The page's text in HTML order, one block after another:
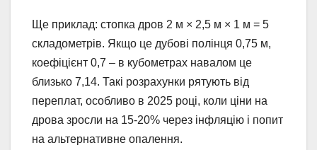
Ще приклад: стопка дров 2 м × 2,5 м × 1 м = 5
складометрів. Якщо це дубові полінця 0,75 м,
коефіцієнт 0,7 – в кубометрах навалом це
близько 7,14. Такі розрахунки рятують від
переплат, особливо в 2025 році, коли ціни на
дрова зросли на 15-20% через інфляцію і попит
на альтернативне опалення.